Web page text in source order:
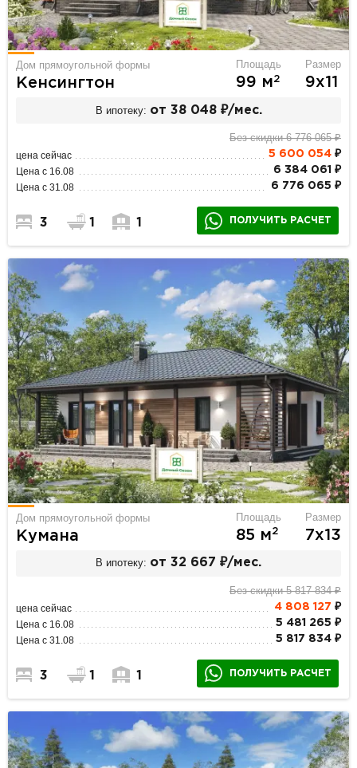
Дом прямоугольной формы
Кенсингтон
Площадь
99 м2
Размер
9х11
В ипотеку: от 38 048 ₽/мес.
Без скидки 6 776 065 ₽
цена сейчас 5 600 054₽
Цена с 16.08 6 384 061 ₽
Цена с 31.08 6 776 065 ₽
3 1 1 ПОЛУЧИТЬ РАСЧЕТ
Дом прямоугольной формы
Кумана
Площадь
85 м2
Размер
7х13
В ипотеку: от 32 667 ₽/мес.
Без скидки 5 817 834 ₽
цена сейчас 4 808 127 ₽
Цена с 16.08 5 481 265 ₽
Цена с 31.08 5 817 834 ₽
3 1 1 ПОЛУЧИТЬ РАСЧЕТ